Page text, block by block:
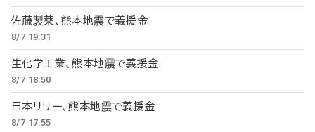
佐藤製薬、熊本地震で義援金
8/7 19:31
生化学工業、熊本地震で義援金
8/7 18:50
日本リリー、熊本地震で義援金
8/7 17:55